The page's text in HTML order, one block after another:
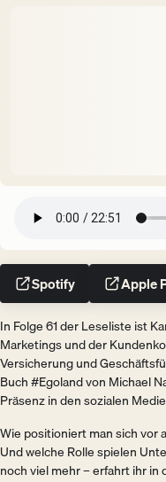
Spotify Apple
In Folge 61 der Leseliste ist
Marketings und der
Versicherung und
Buch #Egoland von Michael
Präsenz in den sozialen
Wie positioniert man sich vor
Und welche Rolle spielen
noch viel mehr – erfahrt ihr in